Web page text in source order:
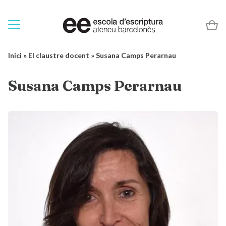
Inici » El claustre docent »Susana Camps Perarnau
Susana Camps Perarnau